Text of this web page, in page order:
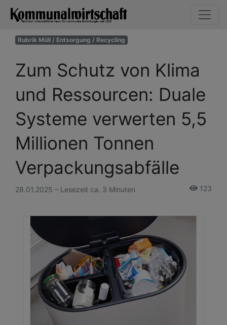
Rubrik Müll / Entsorgung / Recycling
Zum Schutz von Klima
und Ressourcen: Duale
Systeme verwerten 5,5
Millionen Tonnen
Verpackungsabfälle
28.01.2025 – Lesezeit ca. 3 Minuten 123